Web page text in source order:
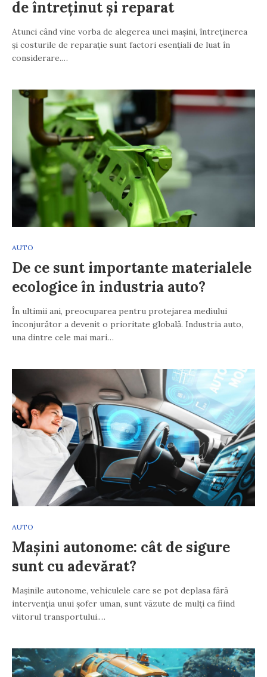
de întreținut și reparat
Atunci când vine vorba de alegerea unei mașini, întreținerea
și costurile de reparație sunt factori esențiali de luat în
considerare.…
AUTO
De ce sunt importante materialele
ecologice în industria auto?
În ultimii ani, preocuparea pentru protejarea mediului
înconjurător a devenit o prioritate globală. Industria auto,
una dintre cele mai mari…
AUTO
Mașini autonome: cât de sigure
sunt cu adevărat?
Mașinile autonome, vehiculele care se pot deplasa fără
intervenția unui șofer uman, sunt văzute de mulți ca fiind
viitorul transportului.…